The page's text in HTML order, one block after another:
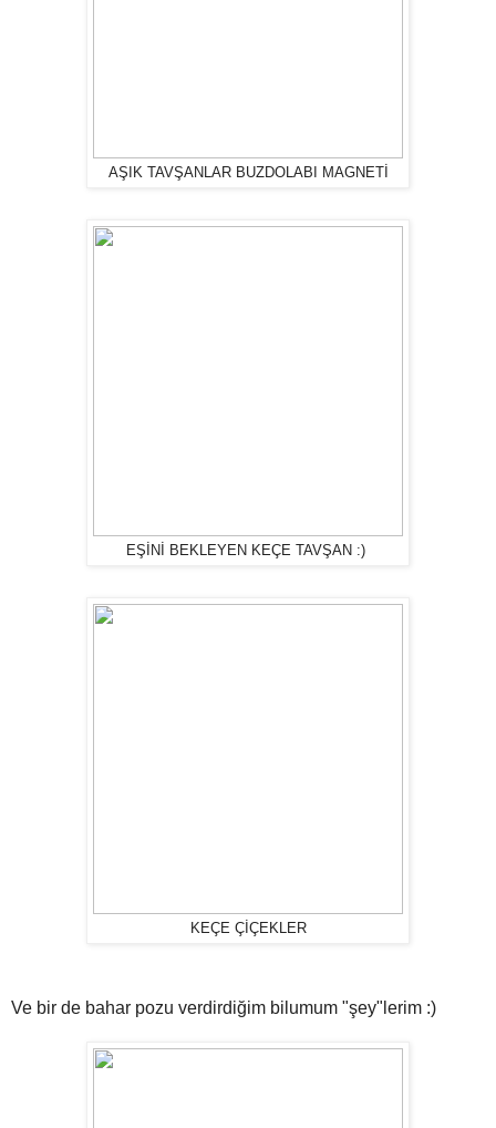
AŞIK TAVŞANLAR BUZDOLABI MAGNETİ
EŞİNİ BEKLEYEN KEÇE TAVŞAN :)
KEÇE ÇİÇEKLER
Ve bir de bahar pozu verdirdiğim bilumum "şey"lerim :)